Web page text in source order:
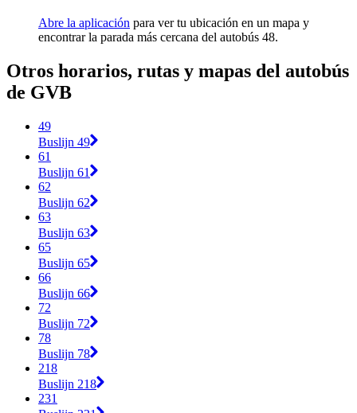
Abre la aplicación para ver tu ubicación en un mapa y
encontrar la parada más cercana del autobús 48.
Otros horarios, rutas y mapas del autobús
de GVB
49
Buslijn 49
61
Buslijn 61
62
Buslijn 62
63
Buslijn 63
65
Buslijn 65
66
Buslijn 66
72
Buslijn 72
78
Buslijn 78
218
Buslijn 218
231